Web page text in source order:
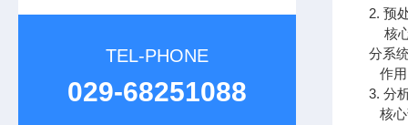
TEL-PHONE
029-68251088
2. 预
核心
分系
作用
3. 分
核心